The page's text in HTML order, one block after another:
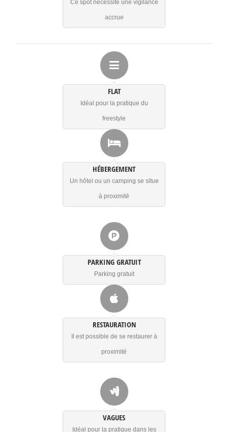
Ce spot nécessite une vigilance
accrue
FLAT
Idéal pour la pratique du
freestyle
HÉBERGEMENT
Un hôtel ou un camping se situe
à proximité
PARKING GRATUIT
Parking gratuit
RESTAURATION
Il est possible de se restaurer à
proximité
VAGUES
Idéal pour la pratique dans les